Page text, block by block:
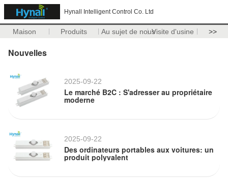
Hynall Intelligent Control Co. Ltd
Maison Produits Au sujet de nousVisite d'usine >>
Nouvelles
2025-09-22
Le marché B2C : S'adresser au propriétaire
moderne
2025-09-22
Des ordinateurs portables aux voitures: un
produit polyvalent